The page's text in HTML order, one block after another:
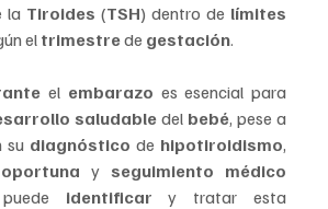
la Tiroides (TSH) dentro de límites
el trimestre de gestación.
el embarazo es esencial para
saludable del bebé, pese a
su diagnóstico de hipotiroidismo,
y seguimiento médico
identificar